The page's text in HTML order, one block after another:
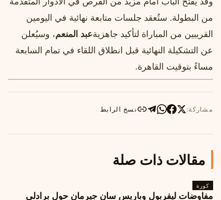
من البطولة. ستُعقد جلسات متابعة نهائية في اليومين
القريبين من المباراة لتأكيد جاهزيةعبد المنعم، وسيُعلن
عن التشكيلة النهائية قبل انطلاق اللقاء في تمام السابعة
مساءً بتوقيت القاهرة.
مشاركة: نسخ الرابط
مقالات ذات صلة
كورة
مفاوضات ليفربول وباريس سان جيرمان حول برادلي